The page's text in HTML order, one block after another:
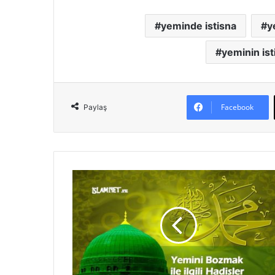
yeminde istisna
yeminin
Paylaş Facebook
e
m
n
B
o